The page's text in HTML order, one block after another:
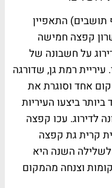
הבינוניות (50-200 אלף תושבים) התאפיין
קפצה חמישה
על חשבונה של
עיריית רמת גן, שדורגה
אחד וסוגרת את
ביצעו העיריות
לדירוג. עכו קפצה
קרית גת קפצה
ה-14. בולטת לשלילה השנה היא
רחובות שהדרדרה השנה 9 מקומות וצנחה מהמקום